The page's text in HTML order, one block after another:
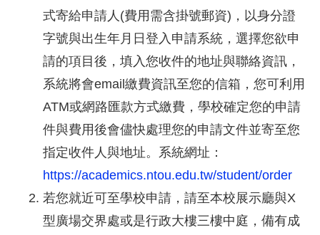
式寄給申請人(費用需含掛號郵資)，以身分證
字號與出生年月日登入申請系統，選擇您欲申
請的項目後，填入您收件的地址與聯絡資訊，
系統將會email繳費資訊至您的信箱，您可利用
ATM或網路匯款方式繳費，學校確定您的申請
件與費用後會儘快處理您的申請文件並寄至您
指定收件人與地址。系統網址：
https://academics.ntou.edu.tw/student/order
若您就近可至學校申請，請至本校展示廳與X
型廣場交界處或是行政大樓三樓中庭，備有成